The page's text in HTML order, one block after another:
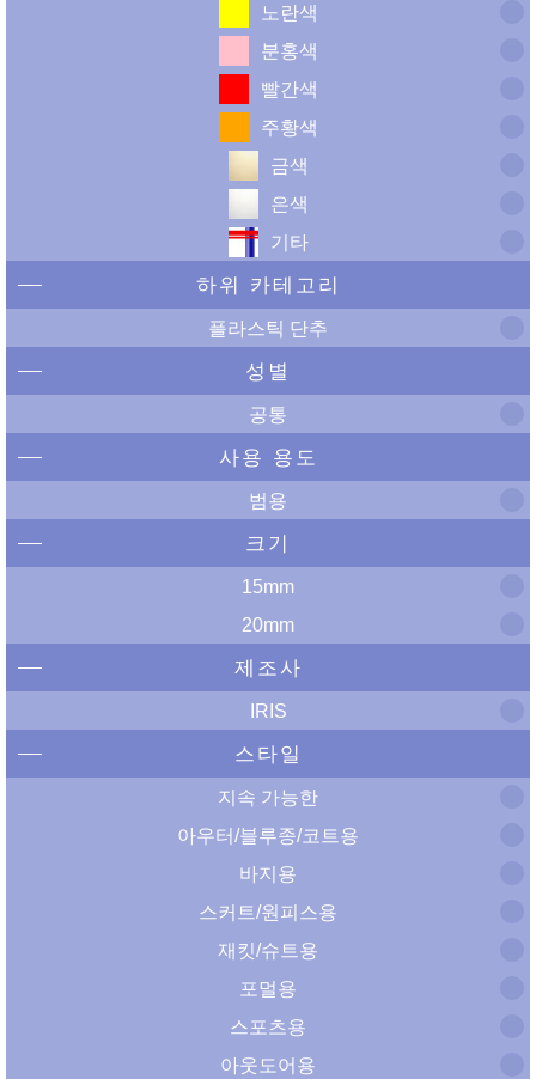
노란색
분홍색
빨간색
주황색
금색
은색
기타
하위 카테고리
플라스틱 단추
성별
공통
사용 용도
범용
크기
15mm
20mm
제조사
IRIS
스타일
지속 가능한
아우터/블루종/코트용
바지용
스커트/원피스용
재킷/슈트용
포멀용
스포츠용
아웃도어용